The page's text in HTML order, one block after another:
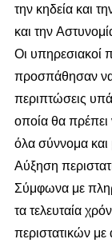
την κηδεία και
και την
Οι υπηρεσιακοί
προσπάθησαν να
περιπτώσεις
οποία θα πρέπει
όλα σύννομα
Αύξηση
Σύμφωνα με
τα τελευταία
περιστατικών